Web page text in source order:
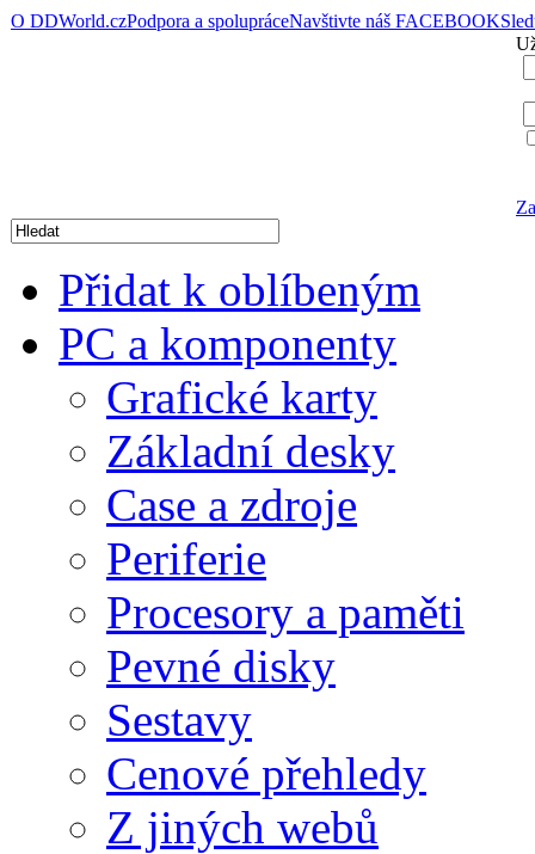
O DDWorld.czPodpora a spolupráceNavštivte náš FACEBOOK
Přidat k oblíbeným
PC a komponenty
Grafické karty
Základní desky
Case a zdroje
Periferie
Procesory a paměti
Pevné disky
Sestavy
Cenové přehledy
Z jiných webů